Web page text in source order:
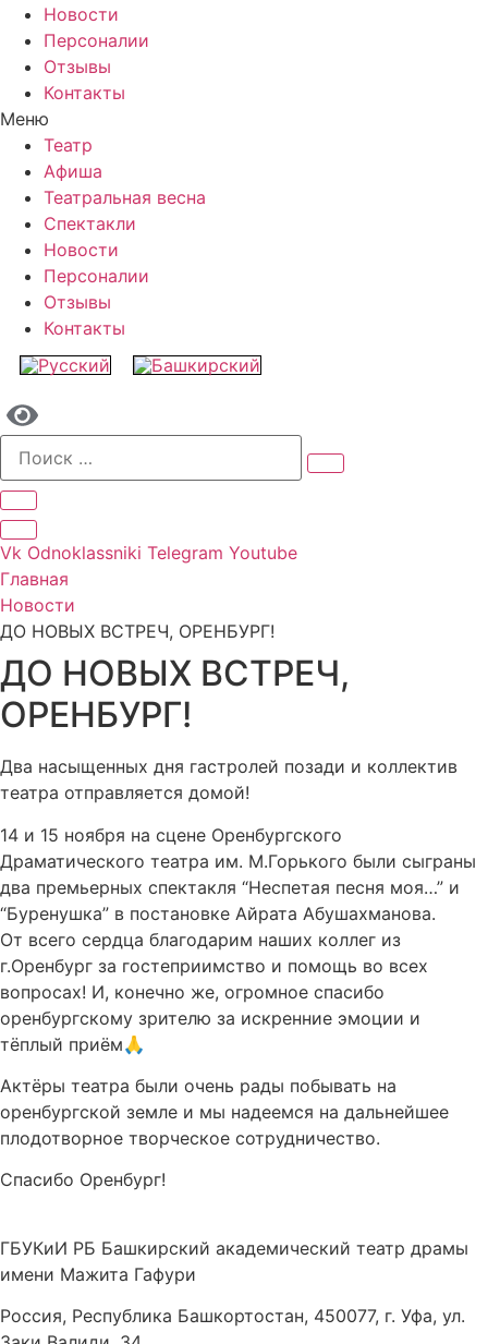
Новости
Персоналии
Отзывы
Контакты
Меню
Театр
Афиша
Театральная весна
Спектакли
Новости
Персоналии
Отзывы
Контакты
Vk Odnoklassniki Telegram Youtube
Главная
Новости
ДО НОВЫХ ВСТРЕЧ, ОРЕНБУРГ!
ДО НОВЫХ ВСТРЕЧ,
ОРЕНБУРГ!
Два насыщенных дня гастролей позади и коллектив
театра отправляется домой!
14 и 15 ноября на сцене Оренбургского
Драматического театра им. М.Горького были сыграны
два премьерных спектакля “Неспетая песня моя…” и
“Буренушка” в постановке Айрата Абушахманова.
От всего сердца благодарим наших коллег из
г.Оренбург за гостеприимство и помощь во всех
вопросах! И, конечно же, огромное спасибо
оренбургскому зрителю за искренние эмоции и
тёплый приём🙏
Актёры театра были очень рады побывать на
оренбургской земле и мы надеемся на дальнейшее
плодотворное творческое сотрудничество.
Спасибо Оренбург!
ГБУКиИ РБ Башкирский академический театр драмы
имени Мажита Гафури
Россия, Республика Башкортостан, 450077, г. Уфа, ул.